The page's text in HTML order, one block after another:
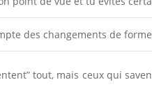
des changements de
tout, mais ceux qui